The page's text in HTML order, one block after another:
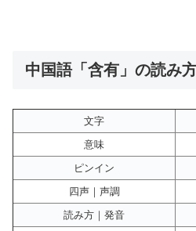
中国語「含有」の読み
文字
意味
ピンイン
四声｜声調
読み方｜発音